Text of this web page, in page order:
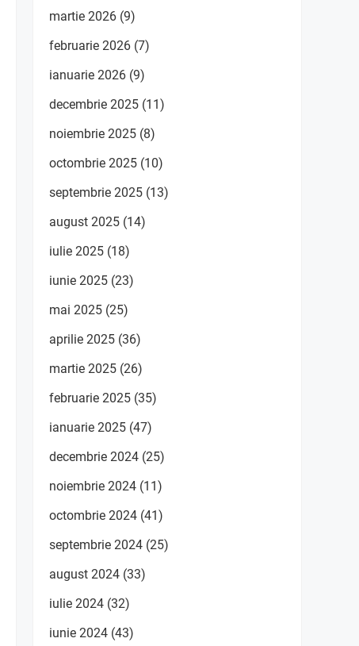
martie 2026 (9)
februarie 2026 (7)
ianuarie 2026 (9)
decembrie 2025 (11)
noiembrie 2025 (8)
octombrie 2025 (10)
septembrie 2025 (13)
august 2025 (14)
iulie 2025 (18)
iunie 2025 (23)
mai 2025 (25)
aprilie 2025 (36)
martie 2025 (26)
februarie 2025 (35)
ianuarie 2025 (47)
decembrie 2024 (25)
noiembrie 2024 (11)
octombrie 2024 (41)
septembrie 2024 (25)
august 2024 (33)
iulie 2024 (32)
iunie 2024 (43)